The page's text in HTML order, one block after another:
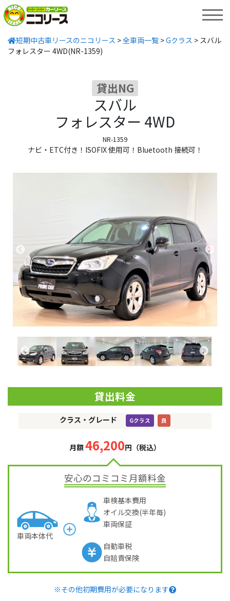
短期中古車リースのニコリース >全車両一覧 >Gクラス > スバル
フォレスター 4WD(NR-1359)
貸出NG
スバル
フォレスター 4WD
NR-1359
ナビ・ETC付き！ISOFIX 使用可！Bluetooth 接続可！
貸出料金
クラス・グレード Gクラス 良
月額46,200円（税込）
安心のコミコミ月額料金
車両本体代
車検基本費用
オイル交換(半年毎)
車両保証
自動車税
自賠責保険
※その他初期費用が必要になります